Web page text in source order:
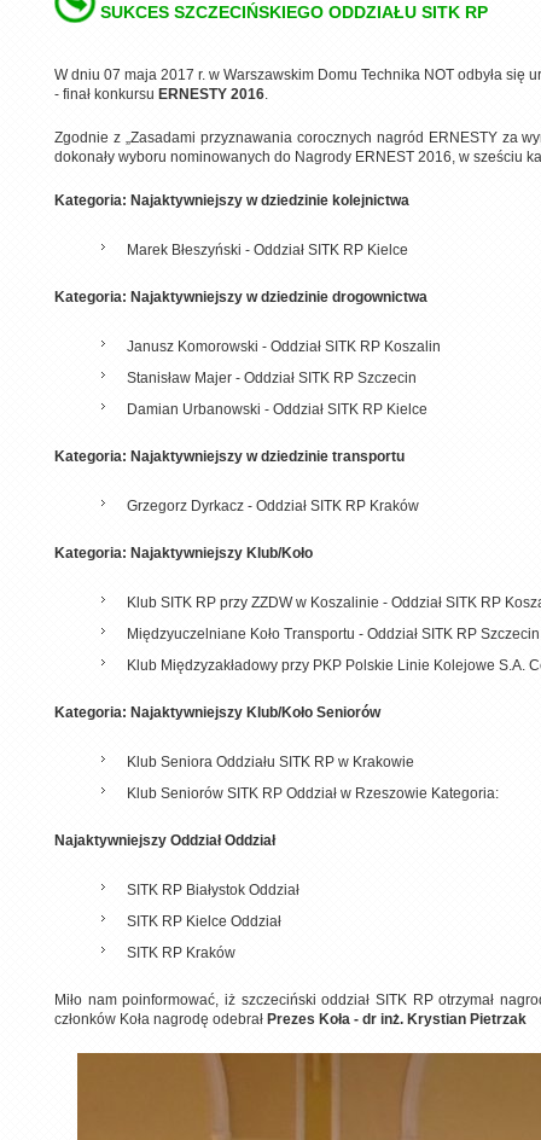
SUKCES SZCZECIŃSKIEGO ODDZIAŁU SITK RP
W dniu 07 maja 2017 r. w Warszawskim Domu Technika NOT odbyła
- finał konkursu ERNESTY 2016.
Zgodnie z „Zasadami przyznawania corocznych nagród ERNESTY za
dokonały wyboru nominowanych do Nagrody ERNEST 2016, w sześciu
Kategoria: Najaktywniejszy w dziedzinie kolejnictwa
Marek Błeszyński - Oddział SITK RP Kielce
Kategoria: Najaktywniejszy w dziedzinie drogownictwa
Janusz Komorowski - Oddział SITK RP Koszalin
Stanisław Majer - Oddział SITK RP Szczecin
Damian Urbanowski - Oddział SITK RP Kielce
Kategoria: Najaktywniejszy w dziedzinie transportu
Grzegorz Dyrkacz - Oddział SITK RP Kraków
Kategoria: Najaktywniejszy Klub/Koło
Klub SITK RP przy ZZDW w Koszalinie - Oddział SITK RP
Międzyuczelniane Koło Transportu - Oddział SITK RP Szczecin
Klub Międzyzakładowy przy PKP Polskie Linie Kolejowe S.A.
Kategoria: Najaktywniejszy Klub/Koło Seniorów
Klub Seniora Oddziału SITK RP w Krakowie
Klub Seniorów SITK RP Oddział w Rzeszowie Kategoria:
Najaktywniejszy Oddział Oddział
SITK RP Białystok Oddział
SITK RP Kielce Oddział
SITK RP Kraków
Miło nam poinformować, iż szczeciński oddział SITK RP otrzymał
członków Koła nagrodę odebrał Prezes Koła - dr inż. Krystian Pietrzak